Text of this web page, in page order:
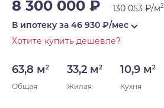
8 300 000 ₽ 130 053 ₽/м2
В ипотеку за 46 930 ₽/мес
Хотите купить дешевле?
63,8 м2
Общая
33,2 м2
Жилая
10,9 м2
Кухня